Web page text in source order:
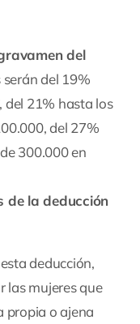
del
del 19%
del 21% hasta los
del 27%
300.000 en
de la deducción
deducción,
las mujeres que
propia o ajena